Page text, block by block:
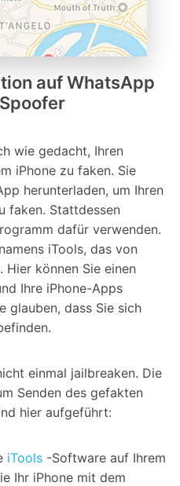
auf WhatsApp
wie gedacht, Ihren
iPhone zu faken. Sie
herunterladen, um Ihren
faken. Stattdessen
dafür verwenden.
iTools, das von
können Sie einen
Ihre iPhone-Apps
glauben, dass Sie sich
einmal jailbreaken. Die
Senden des gefakten
hier aufgeführt:
iTools -Software auf Ihrem
Ihr iPhone mit dem